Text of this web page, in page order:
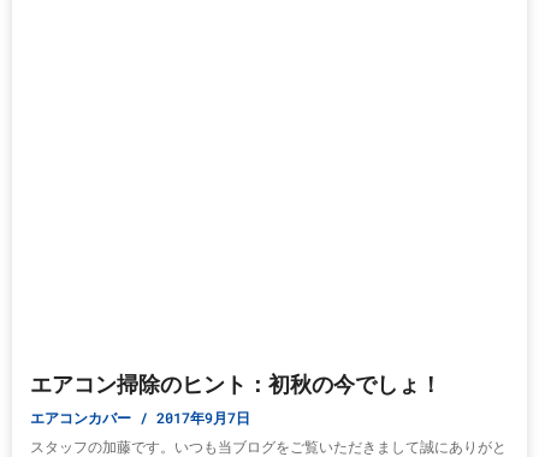
エアコン掃除のヒント：初秋の今でしょ！
エアコンカバー 2017年9月7日
スタッフの加藤です。いつも当ブログをご覧いただきまして誠にありがと